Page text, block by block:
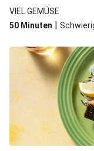
VIEL GEMÜSE
50 Minuten |